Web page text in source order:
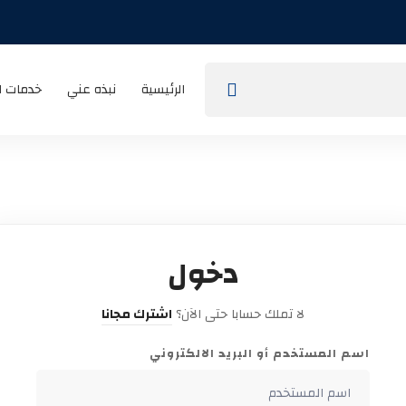
الرئيسية نبذه عني خدمات
دخول
لا تملك حسابا حتى الآن؟ اشترك مجانا
اسم المستخدم أو البريد الالكتروني